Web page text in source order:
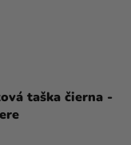
taška čierna -